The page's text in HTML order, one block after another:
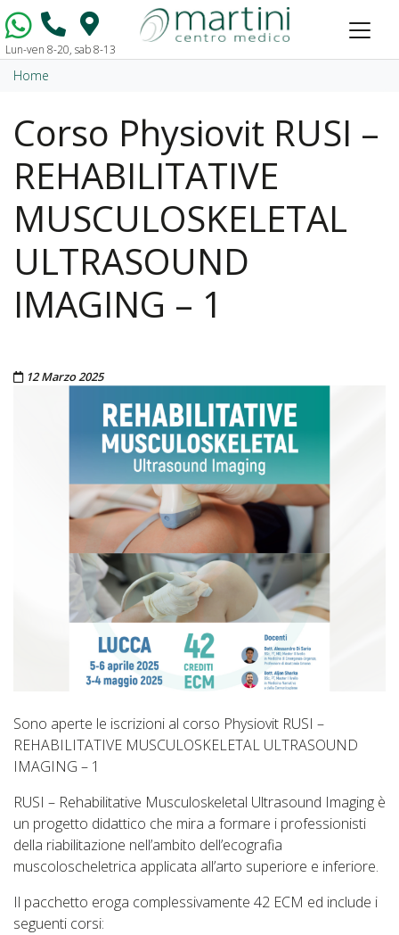
Vai al contenuto
Lun-ven 8-20, sab 8-13
Home
Corso Physiovit RUSI –
REHABILITATIVE
MUSCULOSKELETAL
ULTRASOUND
IMAGING – 1
Pubblicato il
12 Marzo 2025
Sono aperte le iscrizioni al corso Physiovit RUSI –
REHABILITATIVE MUSCULOSKELETAL ULTRASOUND
IMAGING – 1
RUSI – Rehabilitative Musculoskeletal Ultrasound Imaging è
un progetto didattico che mira a formare i professionisti
della riabilitazione nell’ambito dell’ecografia
muscoloscheletrica applicata all’arto superiore e inferiore.
Il pacchetto eroga complessivamente 42 ECM ed include i
seguenti corsi: